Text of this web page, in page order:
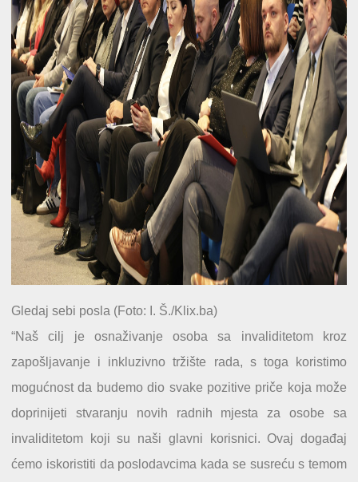
Gledaj sebi posla (Foto: I. Š./Klix.ba)
“Naš cilj je osnaživanje osoba sa invaliditetom kroz
zapošljavanje i inkluzivno tržište rada, s toga koristimo
mogućnost da budemo dio svake pozitive priče koja može
doprinijeti stvaranju novih radnih mjesta za osobe sa
invaliditetom koji su naši glavni korisnici. Ovaj događaj
ćemo iskoristiti da poslodavcima kada se susreću s temom